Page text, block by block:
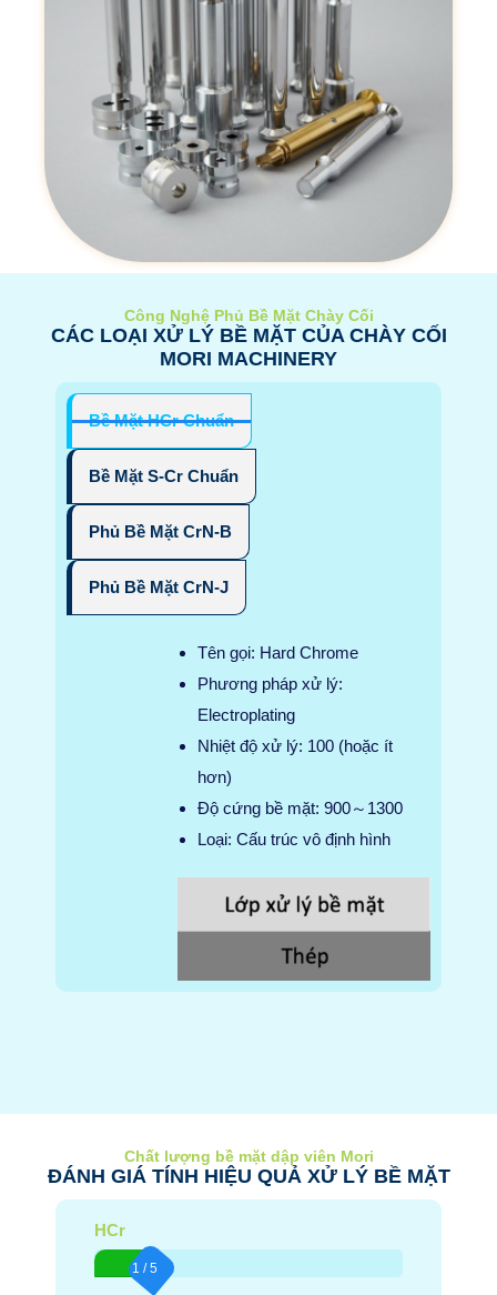
Công Nghệ Phủ Bề Mặt Chày Cối
CÁC LOẠI XỬ LÝ BỀ MẶT CỦA CHÀY CỐI
MORI MACHINERY
Bề Mặt HCr Chuẩn
Bề Mặt S-Cr Chuẩn
Phủ Bề Mặt CrN-B
Phủ Bề Mặt CrN-J
Tên gọi: Hard Chrome
Phương pháp xử lý:
Electroplating
Nhiệt độ xử lý: 100 (hoặc ít
hơn)
Độ cứng bề mặt: 900～1300
Loại: Cấu trúc vô định hình
Chất lượng bề mặt dập viên Mori
ĐÁNH GIÁ TÍNH HIỆU QUẢ XỬ LÝ BỀ MẶT
HCr
1 / 5